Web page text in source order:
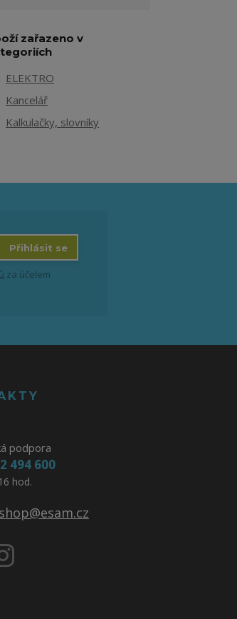
zařazeno v
ELEKTRO
Kancelář
Kalkulačky, slovníky
Přihlásit se
za účelem
podpora
494 600
hod.